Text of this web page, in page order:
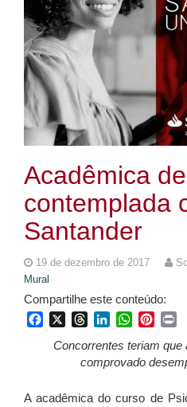
Acadêmica
contemplada
Santander
19 de dezembro de 2017
Mural
Compartilhe este conteúdo:
FacebookThreadsLinkedInWhatsApp
Concorrentes teriam que
comprovado
A acadêmica do curso de